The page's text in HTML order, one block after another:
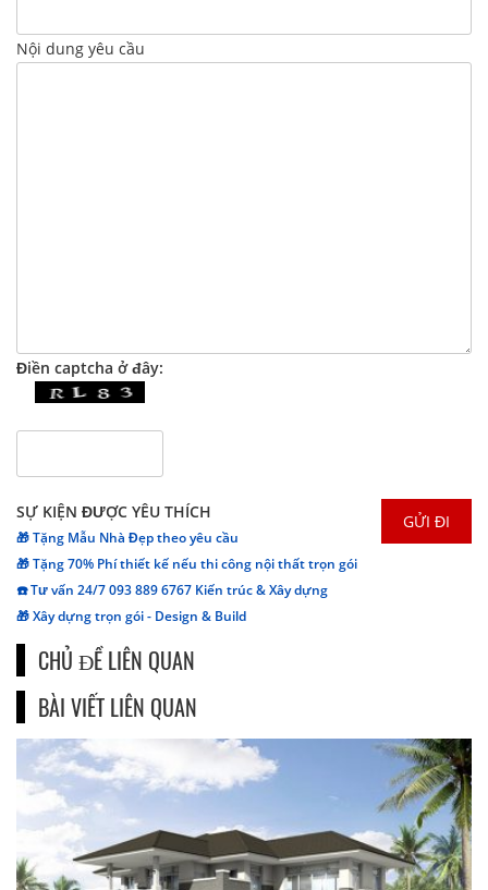
Nội dung yêu cầu
Điền captcha ở đây:
SỰ KIỆN ĐƯỢC YÊU THÍCH
🎁 Tặng Mẫu Nhà Đẹp theo yêu cầu
🎁 Tặng 70% Phí thiết kế nếu thi công nội thất trọn gói
☎️ Tư vấn 24/7 093 889 6767 Kiến trúc & Xây dựng
🎁 Xây dựng trọn gói - Design & Build
CHỦ ĐỀ LIÊN QUAN
BÀI VIẾT LIÊN QUAN